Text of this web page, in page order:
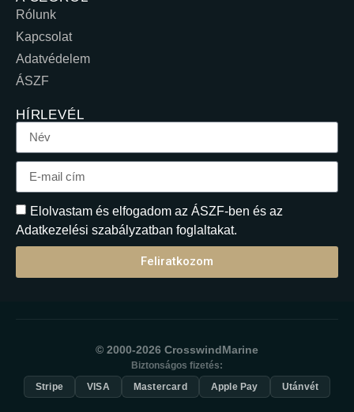
Rólunk
Kapcsolat
Adatvédelem
ÁSZF
HÍRLEVÉL
Elolvastam és elfogadom az ÁSZF-ben és az
Adatkezelési szabályzatban foglaltakat.
Feliratkozom
© 2000-2026 CrosswindMarine
Biztonságos fizetés:
Stripe
VISA Mastercard Apple Pay Utánvét